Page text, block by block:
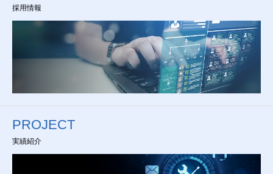
採用情報
PROJECT
実績紹介